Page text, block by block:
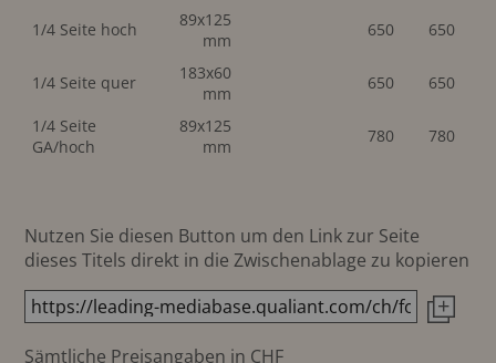
1/4 Seite hoch
89x125
mm
650 650
1/4 Seite quer
183x60
mm
650 650
1/4 Seite
GA/hoch
89x125
mm
780 780
Nutzen Sie diesen Button um den Link zur Seite
dieses Titels direkt in die Zwischenablage zu kopieren
Sämtliche Preisangaben in CHF